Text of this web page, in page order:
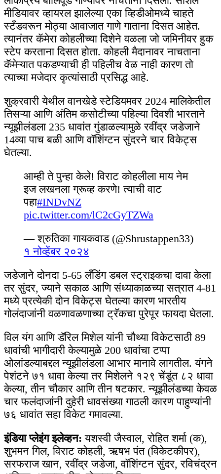
मीडियावर व्हायरल झालेल्या एका व्हिडीओमध्ये चाहते
स्टँडवरून मोठ्या आवाजात गाणे गाताना दिसत आहेत.
त्यानंतर कॅमेरा कोहलीच्या दिशेने वळला जो जमिनीवर हुक
स्टेप करताना दिसत होता. कोहली मैदानावर नाचताना
कॅमेऱ्यात पकडण्याची ही पहिलीच वेळ नाही कारण तो
त्याच्या मजेदार कृत्यांसाठी प्रसिद्ध आहे.
शुक्रवारी येथील वानखेडे स्टेडियमवर 2024 मालिकेतील
तिसऱ्या आणि अंतिम कसोटीच्या पहिल्या दिवशी भारताने
न्यूझीलंडला 235 धावांत गुंडाळल्यामुळे रवींद्र जडेजाने
14व्या पाच बळी आणि वॉशिंग्टन सुंदरने चार विकेट्स
घेतल्या.
आम्ही ते पुन्हा केले! विराट कोहलीला माय नेम
इज लखनला ग्रूव्ह करणे! त्याची वाट
पहा#INDvNZ
pic.twitter.com/lC2cGyTZWa
— श्रुतिका गायकवाड (@Shrustappen33)
१ नोव्हेंबर २०२४
जडेजाने दोनदा 5-65 लँडिंग डबल स्ट्राइकचा दावा केला
तर सुंदर, ज्याने सकाळ आणि संध्याकाळच्या सत्रात 4-81
मध्ये प्रत्येकी दोन विकेट्स घेतल्या कारण भारतीय
गोलंदाजांनी वळणावळणाच्या ट्रॅकचा पुरेपूर फायदा घेतला.
विल यंग आणि डॅरिल मिशेल यांनी चौथ्या विकेटसाठी 89
धावांची भागीदारी केल्यामुळे 200 धावांचा टप्पा
ओलांडल्याबद्दल न्यूझीलंडला आभार मानावे लागतील. यंगने
पेशंटने ७१ धावा केल्या तर मिशेलने १२९ चेंडूंत ८२ धावा
केल्या, तीन चौकार आणि तीन षटकार. न्यूझीलंडच्या केवळ
चार फलंदाजांनी दुहेरी धावसंख्या गाठली कारण पाहुण्यांनी
७६ धावांत सहा विकेट गमावल्या.
इंडिया प्लेइंग इलेव्हन: यशस्वी जैस्वाल, रोहित शर्मा (क),
शुभमन गिल, विराट कोहली, ऋषभ पंत (विकेटकीपर),
सरफराज खान, रवींद्र जडेजा, वॉशिंग्टन सुंदर, रविचंद्रन